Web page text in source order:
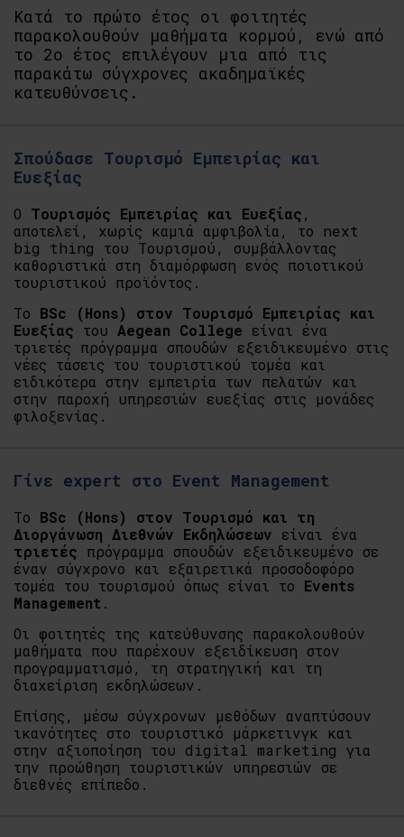
Κατά το πρώτο έτος οι φοιτητές
παρακολουθούν μαθήματα κορμού, ενώ από
το 2ο έτος επιλέγουν μια από τις
παρακάτω σύγχρονες ακαδημαϊκές
κατευθύνσεις.
Σπούδασε Τουρισμό Εμπειρίας και
Ευεξίας
Ο Τουρισμός Εμπειρίας και Ευεξίας ,
αποτελεί, χωρίς καμιά αμφιβολία, το next
big thing του Τουρισμού, συμβάλλοντας
καθοριστικά στη διαμόρφωση ενός ποιοτικού
τουριστικού προϊόντος.
Το BSc (Hons) στον Τουρισμό Εμπειρίας και
Ευεξίας του Aegean College είναι ένα
τριετές πρόγραμμα σπουδών εξειδικευμένο στις
νέες τάσεις του τουριστικού τομέα και
ειδικότερα στην εμπειρία των πελατών και
στην παροχή υπηρεσιών ευεξίας στις μονάδες
φιλοξενίας.
Γίνε expert στο Event Management
Το BSc (Hons) στον Τουρισμό και τη
Διοργάνωση Διεθνών Εκδηλώσεων είναι ένα
τριετές πρόγραμμα σπουδών εξειδικευμένο σε
έναν σύγχρονο και εξαιρετικά προσοδοφόρο
τομέα του τουρισμού όπως είναι το Events
Management .
Οι φοιτητές της κατεύθυνσης παρακολουθούν
μαθήματα που παρέχουν εξειδίκευση στον
προγραμματισμό, τη στρατηγική και τη
διαχείριση εκδηλώσεων.
Επίσης, μέσω σύγχρονων μεθόδων αναπτύσουν
ικανότητες στο τουριστικό μάρκετινγκ και
στην αξιοποίηση του digital marketing για
την προώθηση τουριστικών υπηρεσιών σε
διεθνές επίπεδο.